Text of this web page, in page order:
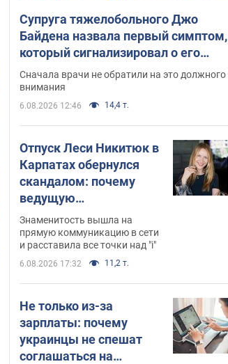
Супруга тяжелобольного Джо
Байдена назвала первый симптом,
который сигнализировал о его
"агрессивном" раке
Сначала врачи не обратили на это должного
внимания
6.08.2026 12:46 14,4 т.
Отпуск Леси Никитюк в
Карпатах обернулся
скандалом: почему
ведущую
несправедливо
захейтили
Знаменитость вышла на
прямую коммуникацию в сети
и расставила все точки над "i"
6.08.2026 17:32 11,2 т.
Не только из-за
зарплаты: почему
украинцы не спешат
соглашаться на